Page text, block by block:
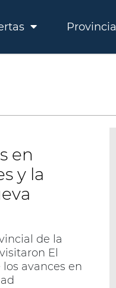
Provincia
en
y la
de la
El
avances en